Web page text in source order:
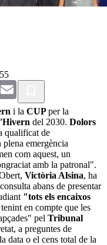
Email
i la CUPper la
del 2030. Dolors
qualificat de
emergència
com aquest, un
amb la patronal".
Victòria Alsina, ha
abans de presentar
"tots els encaixos
en compte que les
pel Tribunal
a preguntes de
data o el cens total de la